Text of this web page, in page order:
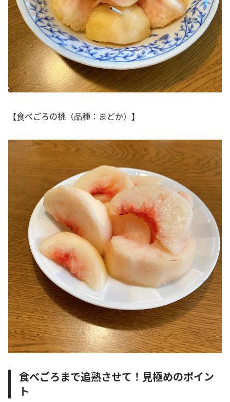
【食べごろの桃（品種：まどか）】
食べごろまで追熟させて！見極めのポイン
ト